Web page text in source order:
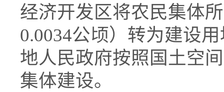
经济开发区将农民集体
0.0034公顷）转为建设
地人民政府按照国土空
集体建设。